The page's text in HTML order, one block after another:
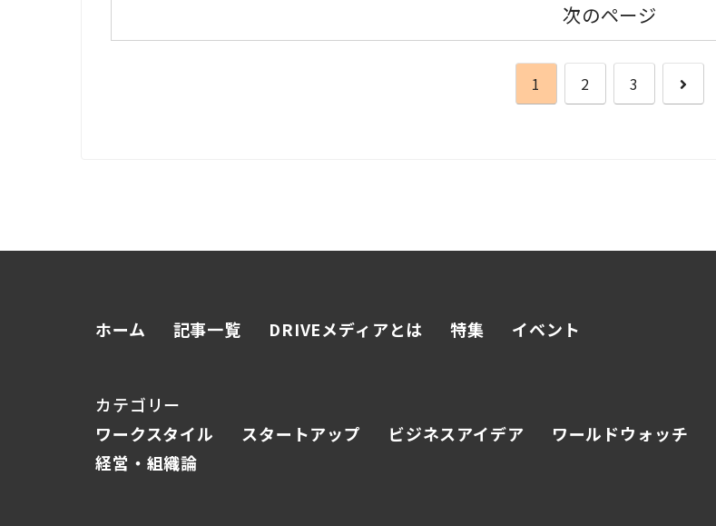
次のページ
1 2 3
次
ホーム 記事一覧 DRIVEメディアとは 特集 イベント
カテゴリー
ワークスタイル
スタートアップ ビジネスアイデア ワールドウォッチ
経営・組織論